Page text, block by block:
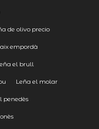
de olivo precio
empordà
el brull
Leña el molar
penedès